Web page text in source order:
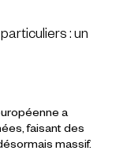
: un
a
faisant des
massif.